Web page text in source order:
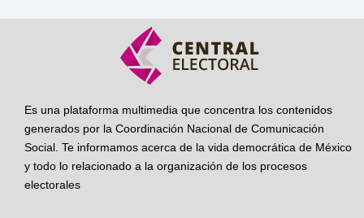
Es una plataforma multimedia que concentra los contenidos
generados por la Coordinación Nacional de Comunicación
Social. Te informamos acerca de la vida democrática de México
y todo lo relacionado a la organización de los procesos
electorales